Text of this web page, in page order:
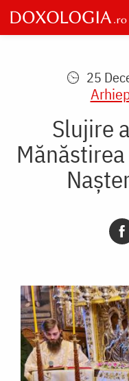
Skip
to
main
25
Slujire